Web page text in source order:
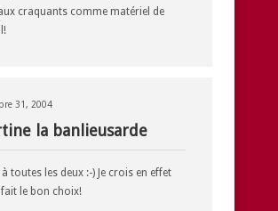
craquants comme matériel de
31, 2004
la banlieusarde
toutes les deux :-) Je crois en effet
le bon choix!